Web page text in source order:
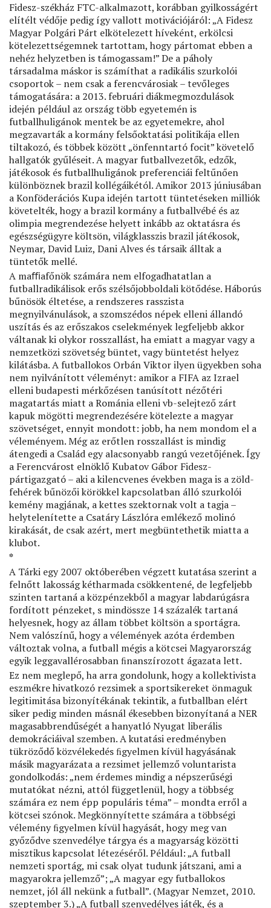
Fidesz-székház FTC-alkalmazott, korábban gyilkosságért
elítélt védője pedig így vallott motivációjáról: „A Fidesz
Magyar Polgári Párt elkötelezett híveként, erkölcsi
kötelezettségemnek tartottam, hogy pártomat ebben a
nehéz helyzetben is támogassam!” De a páholy
társadalma máskor is számíthat a radikális szurkolói
csoportok – nem csak a ferencvárosiak – tevőleges
támogatására: a 2013. februári diákmegmozdulások
idején például az ország több egyetemén is
futballhuligánok mentek be az egyetemekre, ahol
megzavarták a kormány felsőoktatási politikája ellen
tiltakozó, és többek között „önfenntartó focit” követelő
hallgatók gyűléseit. A magyar futballvezetők, edzők,
játékosok és futballhuligánok preferenciái feltűnően
különböznek brazil kollégáikétól. Amikor 2013 júniusában
a Konföderációs Kupa idején tartott tüntetéseken milliók
követelték, hogy a brazil kormány a futballvébé és az
olimpia megrendezése helyett inkább az oktatásra és
egészségügyre költsön, világklasszis brazil játékosok,
Neymar, David Luiz, Dani Alves és társaik álltak a
tüntetők mellé.
A maﬃafőnök számára nem elfogadhatatlan a
futballradikálisok erős szélsőjobboldali kötődése. Háborús
bűnösök éltetése, a rendszeres rasszista
megnyilvánulások, a szomszédos népek elleni állandó
uszítás és az erőszakos cselekmények legfeljebb akkor
váltanak ki olykor rosszallást, ha emiatt a magyar vagy a
nemzetközi szövetség büntet, vagy büntetést helyez
kilátásba. A futballokos Orbán Viktor ilyen ügyekben soha
nem nyilvánított véleményt: amikor a FIFA az Izrael
elleni budapesti mérkőzésen tanúsított nézőtéri
magatartás miatt a Románia elleni vb-selejtező zárt
kapuk mögötti megrendezésére kötelezte a magyar
szövetséget, ennyit mondott: jobb, ha nem mondom el a
véleményem. Még az erőtlen rosszallást is mindig
átengedi a Család egy alacsonyabb rangú vezetőjének. Így
a Ferencvárost elnöklő Kubatov Gábor Fidesz-
pártigazgató – aki a kilencvenes években maga is a zöld-
fehérek bűnözői körökkel kapcsolatban álló szurkolói
kemény magjának, a kettes szektornak volt a tagja –
helytelenítette a Csatáry Lászlóra emlékező molinó
kirakását, de csak azért, mert megbüntethetik miatta a
klubot.
*
A Tárki egy 2007 októberében végzett kutatása szerint a
felnőtt lakosság kétharmada csökkentené, de legfeljebb
szinten tartaná a közpénzekből a magyar labdarúgásra
fordított pénzeket, s mindössze 14 százalék tartaná
helyesnek, hogy az állam többet költsön a sportágra.
Nem valószínű, hogy a vélemények azóta érdemben
változtak volna, a futball mégis a kötcsei Magyarország
egyik leggavallérosabban ﬁnanszírozott ágazata lett.
Ez nem meglepő, ha arra gondolunk, hogy a kollektivista
eszmékre hivatkozó rezsimek a sportsikereket önmaguk
legitimitása bizonyítékának tekintik, a futballban elért
siker pedig minden másnál ékesebben bizonyítaná a NER
magasabbrendűségét a hanyatló Nyugat liberális
demokráciáival szemben. A kutatási eredményben
tükröződő közvélekedés ﬁgyelmen kívül hagyásának
másik magyarázata a rezsimet jellemző voluntarista
gondolkodás: „nem érdemes mindig a népszerűségi
mutatókat nézni, attól függetlenül, hogy a többség
számára ez nem épp populáris téma” – mondta erről a
kötcsei szónok. Megkönnyítette számára a többségi
vélemény ﬁgyelmen kívül hagyását, hogy meg van
győződve szenvedélye tárgya és a magyarság közötti
misztikus kapcsolat létezéséről. Például: „A futball
nemzeti sportág, mi csak olyat tudunk játszani, ami a
magyarokra jellemző”; „A magyar egy futballokos
nemzet, jól áll nekünk a futball”. (Magyar Nemzet, 2010.
szeptember 3.) „A futball szenvedélyes játék, és a